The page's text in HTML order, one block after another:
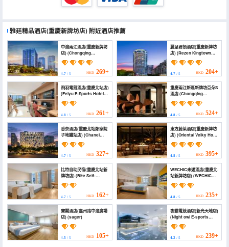
雅廷精品酒店(重慶新牌坊店) 附近酒店推薦
中渝兩江酒店(重慶新牌坊
店) (Chongqing
Zhongyu Liangjiang
Hotel (Chongqing
Xinpaifang Fortune
Center Branch))
4.7 / 5 HKD 269+
麗呈君頓酒店(重慶新牌坊
店) (Rezen Kingtown
Hotel (Chongqing
Xinpaifang))
4.7/ 5 HKD 204+
飛羽電競酒店(重慶北站店)
(Feiyu E-Sports Hotel
(Chongqing North
Railway Station))
4.8 / 5 HKD 261+
重慶兩江新區新牌坊亞朵S
酒店 (Chongqing
Liangjiang New Area
Xinpaifang Atour S
4.8/ 5 HKD 524+
香奈酒店(重慶北站鄭家院
子地鐵站店) (Chanel
Hotel)
4.7 / 5 HKD 327+
東方蔚萊酒店(重慶新牌坊
店) (Oriental Velky Hotel
(Chongqing Xinpaifang
Branch))
4.8/ 5 HKD 395+
比特自助民宿(重慶北站新
牌坊店) (Bite Self-
checkin Homestay
(Chongqing North
Station Xinpaifang))
4.7 / 5 HKD 162+
WECHIC未遲酒店(重慶北
站新牌坊店) (WECHIC
Hotel (Chongqing North
Station · Xinpaifang))
4.8/ 5 HKD 235+
賽閣酒店(嘉州路中渝廣場
店) (sager)
4.5 / 5 HKD 105+
夜貓電競酒店(新光天地店)
(Night owl E-sports
Hotel (Xinpaifang
turntable store))
4.2/ 5 HKD 239+